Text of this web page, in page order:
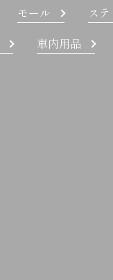
モール
ス
車内用品